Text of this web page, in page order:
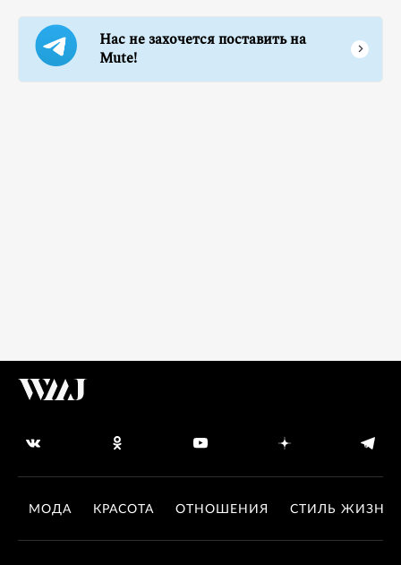
Нас не захочется поставить на
Mute!
МОДА КРАСОТА ОТНОШЕНИЯ СТИЛЬ ЖИЗНИ